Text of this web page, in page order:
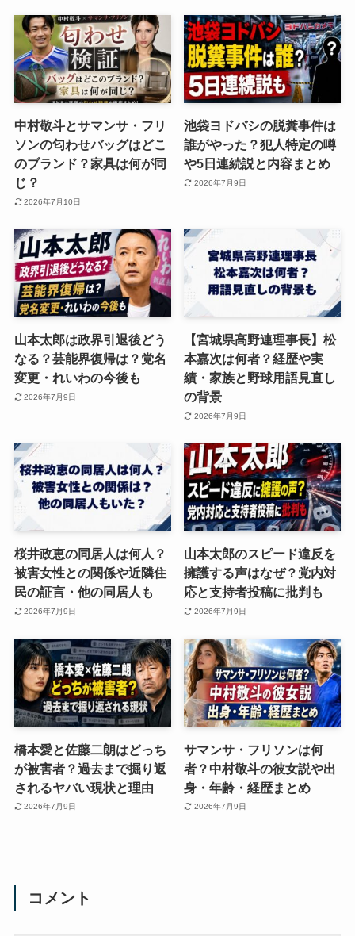
中村敬斗とサマンサ・フリ
ソンの匂わせバッグはどこ
のブランド？家具は何が同
じ？
2026年7月10日
池袋ヨドバシの脱糞事件は
誰がやった？犯人特定の噂
や5日連続説と内容まとめ
2026年7月9日
山本太郎は政界引退後どう
なる？芸能界復帰は？党名
変更・れいわの今後も
2026年7月9日
【宮城県高野連理事長】松
本嘉次は何者？経歴や実
績・家族と野球用語見直し
の背景
2026年7月9日
桜井政恵の同居人は何人？
被害女性との関係や近隣住
民の証言・他の同居人も
2026年7月9日
山本太郎のスピード違反を
擁護する声はなぜ？党内対
応と支持者投稿に批判も
2026年7月9日
橋本愛と佐藤二朗はどっち
が被害者？過去まで掘り返
されるヤバい現状と理由
2026年7月9日
サマンサ・フリソンは何
者？中村敬斗の彼女説や出
身・年齢・経歴まとめ
2026年7月9日
コメント